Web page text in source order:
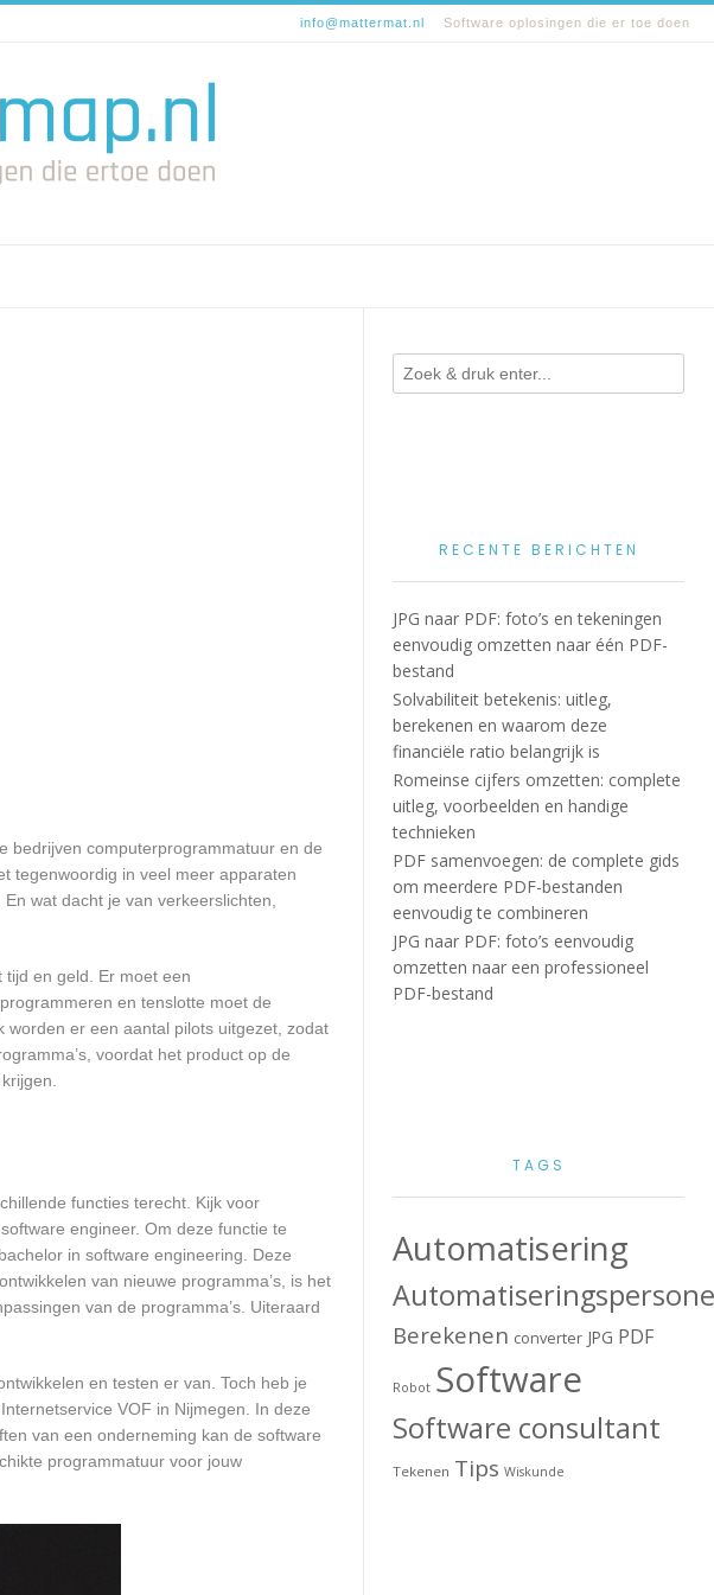
info@mattermat.nl Software oplosingen die er toe doen
bedrijven computerprogrammatuur en de
tegenwoordig in veel meer apparaten
wat dacht je van verkeerslichten,
en geld. Er moet een
en tenslotte moet de
er een aantal pilots uitgezet, zodat
voordat het product op de
functies terecht. Kijk voor
engineer. Om deze functie te
in software engineering. Deze
van nieuwe programma’s, is het
van de programma’s. Uiteraard
en testen er van. Toch heb je
VOF in Nijmegen. In deze
van een onderneming kan de software
programmatuur voor jouw
RECENTE BERICHTEN
JPG naar PDF: foto’s en tekeningen
eenvoudig omzetten naar één PDF-
bestand
Solvabiliteit betekenis: uitleg,
berekenen en waarom deze
financiële ratio belangrijk is
Romeinse cijfers omzetten: complete
uitleg, voorbeelden en handige
technieken
PDF samenvoegen: de complete gids
om meerdere PDF-bestanden
eenvoudig te combineren
JPG naar PDF: foto’s eenvoudig
omzetten naar een professioneel
PDF-bestand
TAGS
Automatisering
Berekenen converter JPG PDF
Robot Software
Software consultant
Tekenen Tips Wiskunde